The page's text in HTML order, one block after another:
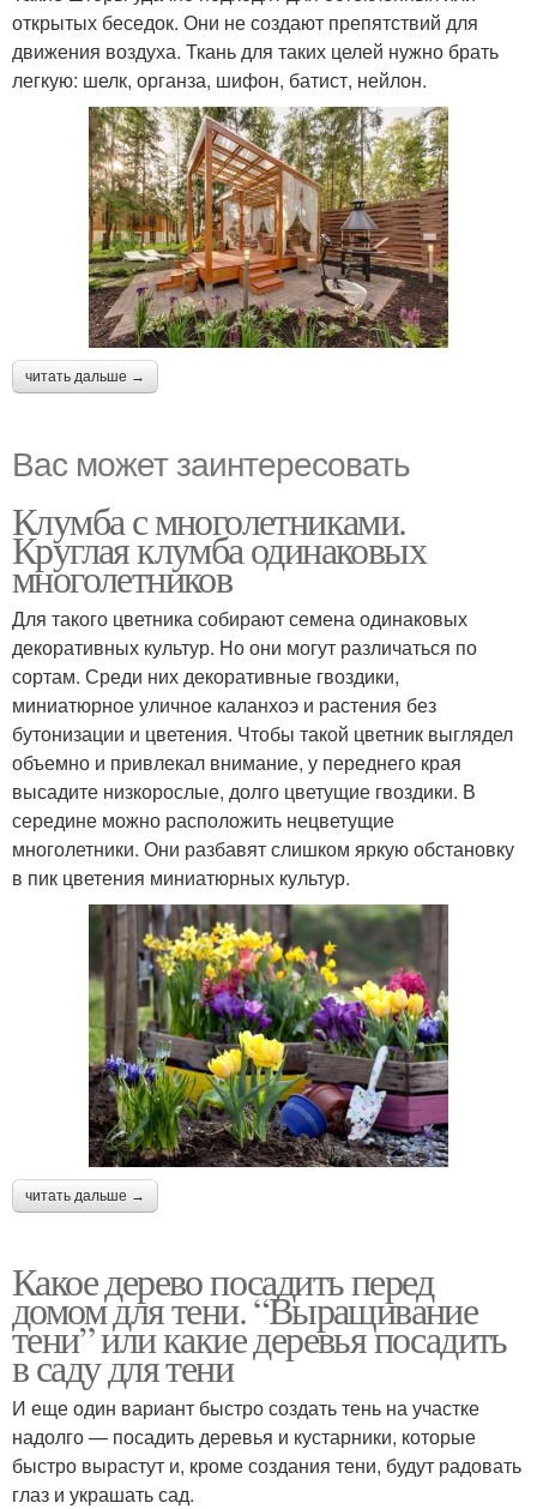
открытых беседок. Они не создают препятствий для
движения воздуха. Ткань для таких целей нужно брать
легкую: шелк, органза, шифон, батист, нейлон.
читать дальше →
Вас может заинтересовать
Клумба с многолетниками.
Круглая клумба одинаковых
многолетников
Для такого цветника собирают семена одинаковых
декоративных культур. Но они могут различаться по
сортам. Среди них декоративные гвоздики,
миниатюрное уличное каланхоэ и растения без
бутонизации и цветения. Чтобы такой цветник выглядел
объемно и привлекал внимание, у переднего края
высадите низкорослые, долго цветущие гвоздики. В
середине можно расположить нецветущие
многолетники. Они разбавят слишком яркую обстановку
в пик цветения миниатюрных культур.
читать дальше →
Какое дерево посадить перед
домом для тени. “Выращивание
тени” или какие деревья посадить
в саду для тени
И еще один вариант быстро создать тень на участке
надолго — посадить деревья и кустарники, которые
быстро вырастут и, кроме создания тени, будут радовать
глаз и украшать сад.